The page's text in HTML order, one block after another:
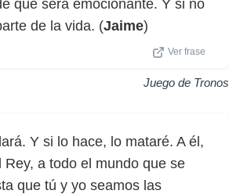
que será emocionante. Y si no
de la vida. (Jaime)
Ver frase
Juego de Tronos
Y si lo hace, lo mataré. A él,
Rey, a todo el mundo que se
que tú y yo seamos las